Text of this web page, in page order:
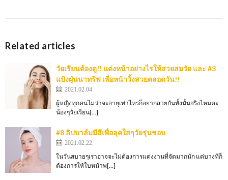
Related articles
วัยเรียนต้องดู!! แต่งหน้าอย่างไรให้สวยสมวัย และ #3
แป้งฝุ่นนาทริฟ เพื่อหน้าวิ้งสวยตลอดวัน!!
2021.02.04
ผู้หญิงทุกคนไม่ว่าจะอายุเท่าไหร่ก็อยากสวยกันทั้งนั้นจริงไหมคะ
น้องๆวัยเรียน[…]
#8 ลิปบาล์มมีสีเพื่อลุคใสๆวัยรุ่นชอบ
2021.02.22
ในวันสบายๆเราอาจจะไม่ต้องการแต่งงานที่จัดมากนัก แต่บางทีก็
ต้องการให้ใบหน้าพ[…]